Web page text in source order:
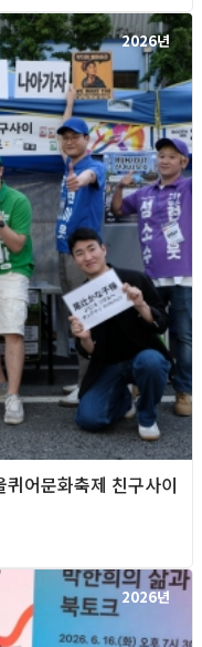
2026년
어문화축제 친구사이
2026년